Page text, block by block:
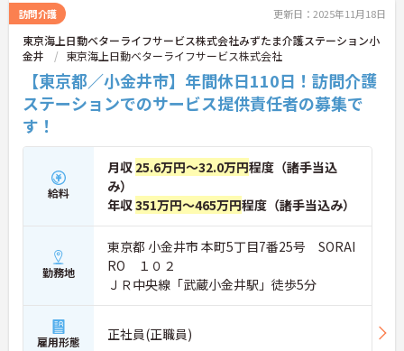
訪問介護 更新日：2025年11月18日
東京海上日動ベターライフサービス株式会社みずたま介護ステーション小
金井
東京海上日動ベターライフサービス株式会社
【東京都／小金井市】年間休日110日！訪問介護
ステーションでのサービス提供責任者の募集で
す！
給料
月収 25.6万円～32.0万円程度（諸手当込
み）
年収351万円～465万円程度（諸手当込み）
勤務地
東京都 小金井市 本町5丁目7番25号 SORAI
RO １０２
ＪＲ中央線「武蔵小金井駅」徒歩5分
雇用形態 正社員(正職員)